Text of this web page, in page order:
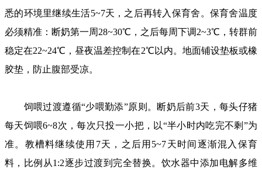
悉的环境里继续生活5~7天，之后再转入保育舍。保育舍温度
必须精准：断奶第一周28~30℃，之后每周下调2~3℃，转群前
稳定在22~24℃，昼夜温差控制在2℃以内。地面铺设垫板或橡
胶垫，防止腹部受凉。
饲喂过渡遵循“少喂勤添”原则。断奶后前3天，每头仔猪
每天饲喂6~8次，每次只投一小把，以“半小时内吃完不剩”为
准。教槽料继续使用7天，之后用5~7天时间逐渐混入保育
料，比例从1:2逐步过渡到完全替换。饮水器中添加电解多维